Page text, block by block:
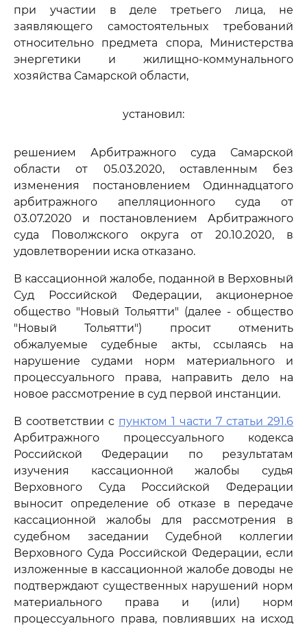
при участии в деле третьего лица, не
заявляющего самостоятельных требований
относительно предмета спора, Министерства
энергетики и жилищно-коммунального
хозяйства Самарской области,
установил:
решением Арбитражного суда Самарской
области от 05.03.2020, оставленным без
изменения постановлением Одиннадцатого
арбитражного апелляционного суда от
03.07.2020 и постановлением Арбитражного
суда Поволжского округа от 20.10.2020, в
удовлетворении иска отказано.
В кассационной жалобе, поданной в Верховный
Суд Российской Федерации, акционерное
общество "Новый Тольятти" (далее - общество
"Новый Тольятти") просит отменить
обжалуемые судебные акты, ссылаясь на
нарушение судами норм материального и
процессуального права, направить дело на
новое рассмотрение в суд первой инстанции.
В соответствии с пунктом 1 части 7 статьи 291.6
Арбитражного процессуального кодекса
Российской Федерации по результатам
изучения кассационной жалобы судья
Верховного Суда Российской Федерации
выносит определение об отказе в передаче
кассационной жалобы для рассмотрения в
судебном заседании Судебной коллегии
Верховного Суда Российской Федерации, если
изложенные в кассационной жалобе доводы не
подтверждают существенных нарушений норм
материального права и (или) норм
процессуального права, повлиявших на исход